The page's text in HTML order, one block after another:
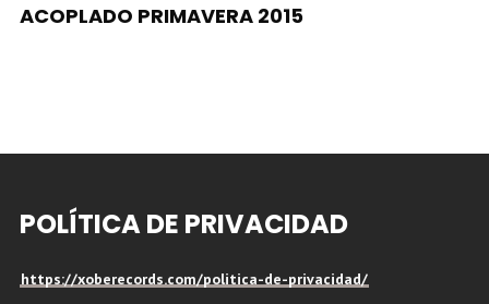
ACOPLADO PRIMAVERA 2015
POLÍTICA DE PRIVACIDAD
https://xoberecords.com/politica-de-privacidad/